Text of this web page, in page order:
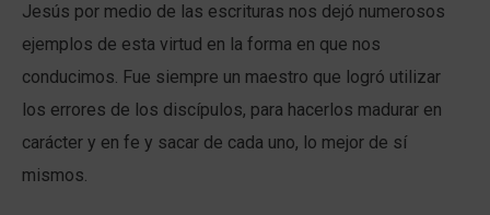
Jesús por medio de las escrituras nos dejó numerosos
ejemplos de esta virtud en la forma en que nos
conducimos. Fue siempre un maestro que logró utilizar
los errores de los discípulos, para hacerlos madurar en
carácter y en fe y sacar de cada uno, lo mejor de sí
mismos.